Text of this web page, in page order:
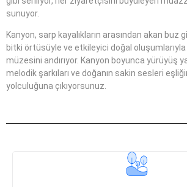
sunuyor.
Kanyon, sarp kayalıkların arasından akan buz
bitki örtüsüyle ve etkileyici doğal oluşumlarıyla
müzesini andırıyor. Kanyon boyunca yürüyüş
melodik şarkıları ve doğanın sakin sesleri
yolculuğuna çıkıyorsunuz.